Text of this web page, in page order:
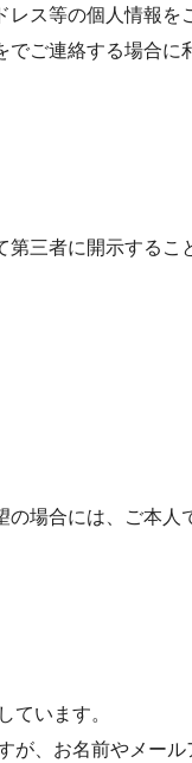
ス等の個人情報を
ご連絡する場合
三者に開示するこ
場合には、ご本
います。
、お名前やメール